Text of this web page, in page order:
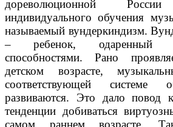
дореволюционной
индивидуального обучения
называемый вундеркиндизм.
– ребенок, одаренный
способностями. Рано
детском возрасте,
соответствующей системе
развиваются. Это дало повод
тенденции добиваться
самом раннем возрасте.